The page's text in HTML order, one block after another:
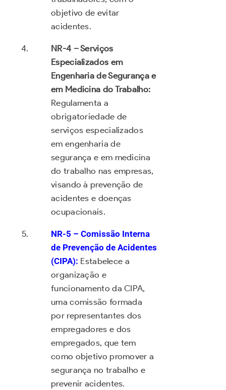
objetivo de evitar
acidentes.
NR-4 – Serviços
Especializados em
Engenharia de Segurança e
em Medicina do Trabalho:
Regulamenta a
obrigatoriedade de
serviços especializados
em engenharia de
segurança e em medicina
do trabalho nas empresas,
visando à prevenção de
acidentes e doenças
ocupacionais.
NR-5 – Comissão Interna
de Prevenção de Acidentes
(CIPA): Estabelece a
organização e
funcionamento da CIPA,
uma comissão formada
por representantes dos
empregadores e dos
empregados, que tem
como objetivo promover a
segurança no trabalho e
prevenir acidentes.